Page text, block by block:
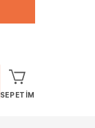
SEPETIM